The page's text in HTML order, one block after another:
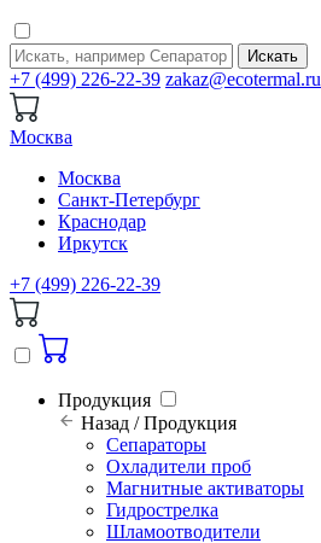
Искать
+7 (499) 226-22-39 zakaz@ecotermal.ru
Москва
Москва
Санкт-Петербург
Краснодар
Иркутск
+7 (499) 226-22-39
Продукция
Назад / Продукция
Сепараторы
Охладители проб
Магнитные активаторы
Гидрострелка
Шламоотводители